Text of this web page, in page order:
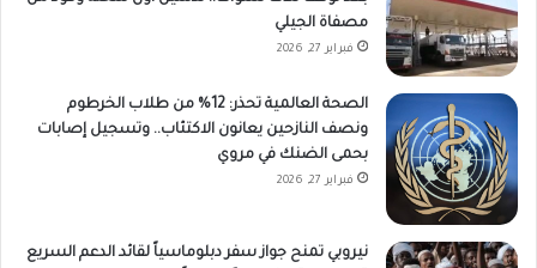
مصفاة الجيلي
فبراير 27, 2026
الصحة العالمية تحذر: 12% من طلاب الخرطوم
ونصف النازحين يعانون الاكتئاب.. وتسجيل إصابات
بحمى الضنك في مروي
فبراير 27, 2026
نيروبي تمنح جواز سفر دبلوماسياً لقائد الدعم السريع